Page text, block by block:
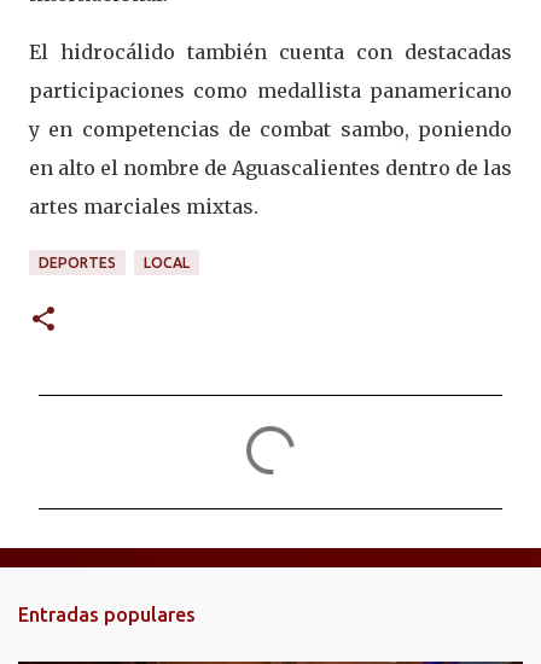
El hidrocálido también cuenta con destacadas
participaciones como medallista panamericano
y en competencias de combat sambo, poniendo
en alto el nombre de Aguascalientes dentro de las
artes marciales mixtas.
DEPORTES LOCAL
n
t
Entradas populares